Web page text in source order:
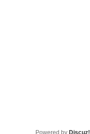
Powered by Discuz!